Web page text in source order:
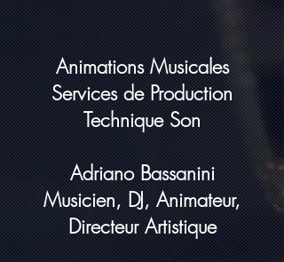
Animations Musicales
Services de Production
Technique Son
Adriano Bassanini
Musicien, DJ, Animateur,
Directeur Artistique